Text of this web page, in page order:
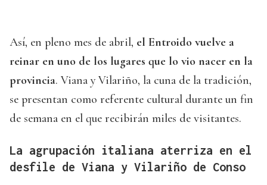
Así, en pleno mes de abril, el Entroido vuelve a
reinar en uno de los lugares que lo vio nacer en la
provincia. Viana y Vilariño, la cuna de la tradición,
se presentan como referente cultural durante un fin
de semana en el que recibirán miles de visitantes.
La agrupación italiana aterriza en el
desfile de Viana y Vilariño de Conso